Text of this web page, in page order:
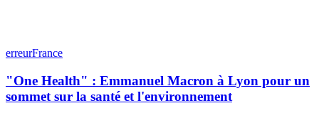
erreurFrance
"One Health" : Emmanuel Macron à Lyon pour un
sommet sur la santé et l'environnement